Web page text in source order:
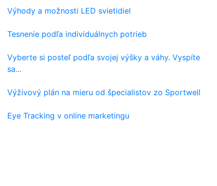
Výhody a možnosti LED svietidiel
Tesnenie podľa individuálnych potrieb
Vyberte si posteľ podľa svojej výšky a váhy. Vyspíte
sa...
Výživový plán na mieru od špecialistov zo Sportwell
Eye Tracking v online marketingu